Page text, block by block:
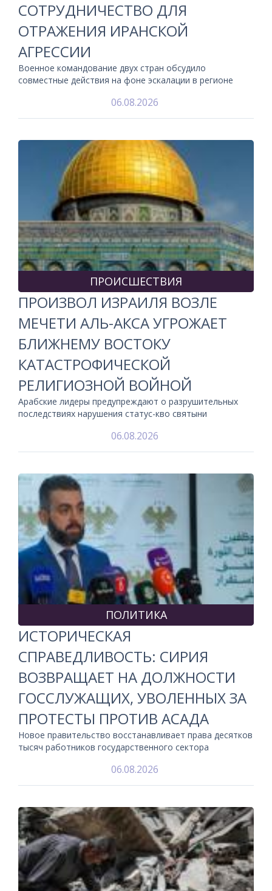
СОТРУДНИЧЕСТВО ДЛЯ
ОТРАЖЕНИЯ ИРАНСКОЙ
АГРЕССИИ
Военное командование двух стран обсудило
совместные действия на фоне эскалации в регионе
06.08.2026
ПРОИСШЕСТВИЯ
ПРОИЗВОЛ ИЗРАИЛЯ ВОЗЛЕ
МЕЧЕТИ АЛЬ-АКСА УГРОЖАЕТ
БЛИЖНЕМУ ВОСТОКУ
КАТАСТРОФИЧЕСКОЙ
РЕЛИГИОЗНОЙ ВОЙНОЙ
Арабские лидеры предупреждают о разрушительных
последствиях нарушения статус-кво святыни
06.08.2026
ПОЛИТИКА
ИСТОРИЧЕСКАЯ
СПРАВЕДЛИВОСТЬ: СИРИЯ
ВОЗВРАЩАЕТ НА ДОЛЖНОСТИ
ГОССЛУЖАЩИХ, УВОЛЕННЫХ ЗА
ПРОТЕСТЫ ПРОТИВ АСАДА
Новое правительство восстанавливает права десятков
тысяч работников государственного сектора
06.08.2026